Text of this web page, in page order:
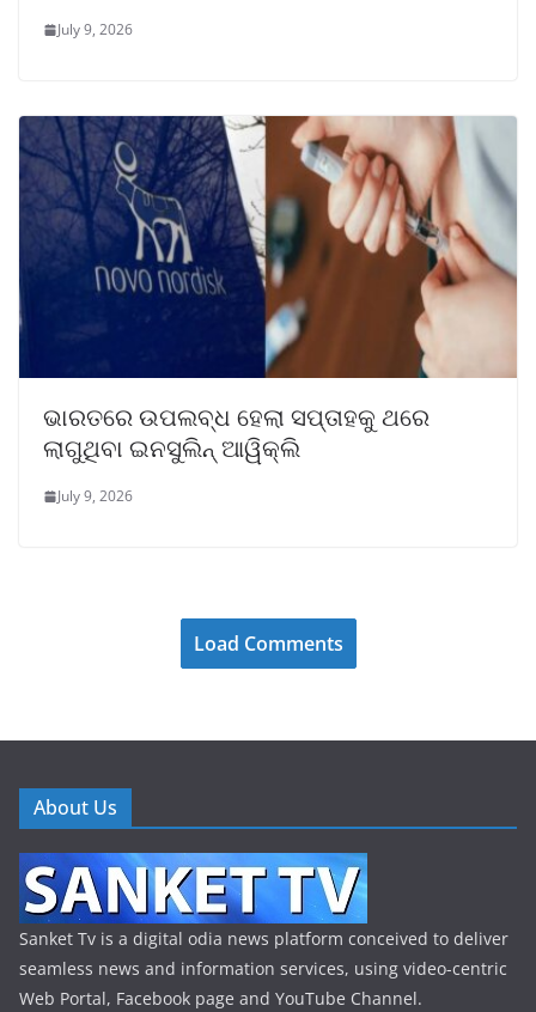
July 9, 2026
ଭାରତରେ ଉପଲବ୍ଧ ହେଲା ସପ୍ତାହକୁ ଥରେ
ଲାଗୁଥିବା ଇନସୁଲିନ୍ ଆୱିକ୍ଲି
July 9, 2026
Load Comments
About Us
Sanket Tv is a digital odia news platform conceived to deliver
seamless news and information services, using video-centric
Web Portal, Facebook page and YouTube Channel.